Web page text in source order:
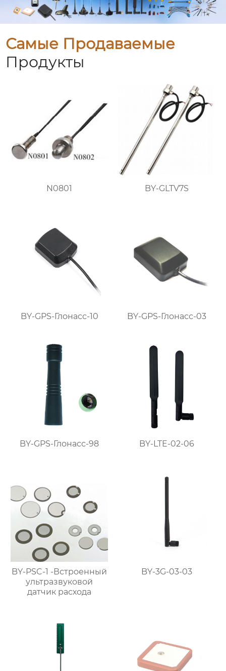
Самые Продаваемые
Продукты
N0801 BY-GLTV7S
BY-GPS-Глонасс-10 BY-GPS-Глонасс-03
BY-GPS-Глонасс-98 BY-LTE-02-06
BY-PSC-1 -Встроенный
ультразвуковой
датчик расхода
BY-3G-03-03